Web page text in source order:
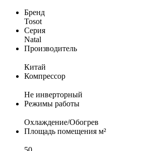
Бренд
Tosot
Серия
Natal
Производитель
Китай
Компрессор
Не инверторный
Режимы работы
Охлаждение/Обогрев
Площадь помещения м²